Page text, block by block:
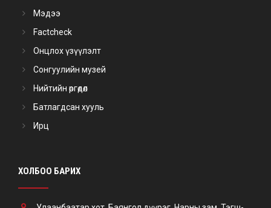
Мэдээ
Factcheck
Онцлох үзүүлэлт
Сонгуулийн музей
Нийтийн өргөдөл
Батлагдсан хууль
Ирц
ХОЛБОО БАРИХ